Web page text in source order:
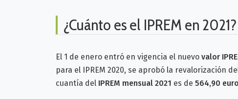
¿Cuánto es el IPREM en 2021?
El 1 de enero entró en vigencia el nuevo valor
para el IPREM 2020, se aprobó la revalorización
cuantía del IPREM mensual 2021 es de 564,90